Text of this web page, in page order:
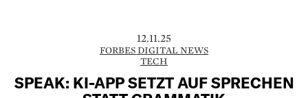
12.11.25
FORBES DIGITAL NEWS
TECH
SPEAK: KI-APP SETZT AUF SPRECHEN